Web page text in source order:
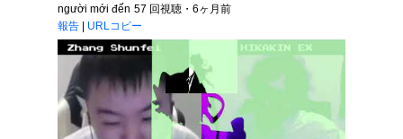
người mới đến 57 回視聴・6ヶ月前
報告
URLコピー